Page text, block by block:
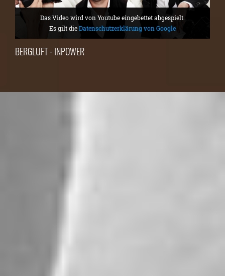
Das Video wird von Youtube eingebettet abgespielt.
Es gilt dieDatenschutzerklärung von Google
BERGLUFT - INPOWER